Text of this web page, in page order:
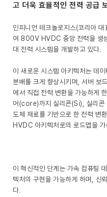
고 더욱 효율적인 전력 공급
인피니언 테크놀로지스(코리아
여 800V HVDC 중앙 전력을 생
대 전력 시스템을 개발하고 있다.
이 새로운 시스템 아키텍처는 데
분배를 크게 향상시키며, 서버 보
에서 직접 전력 변환을 가능하게
어(core)까지 실리콘(Si), 실리
도체 재료를 기반으로 한 전력 변
HVDC 아키텍처로의 로드맵을 가
이 혁신적인 단계는 가속 컴퓨팅
텍처의 구현을 가능하게 하며, 신
다.